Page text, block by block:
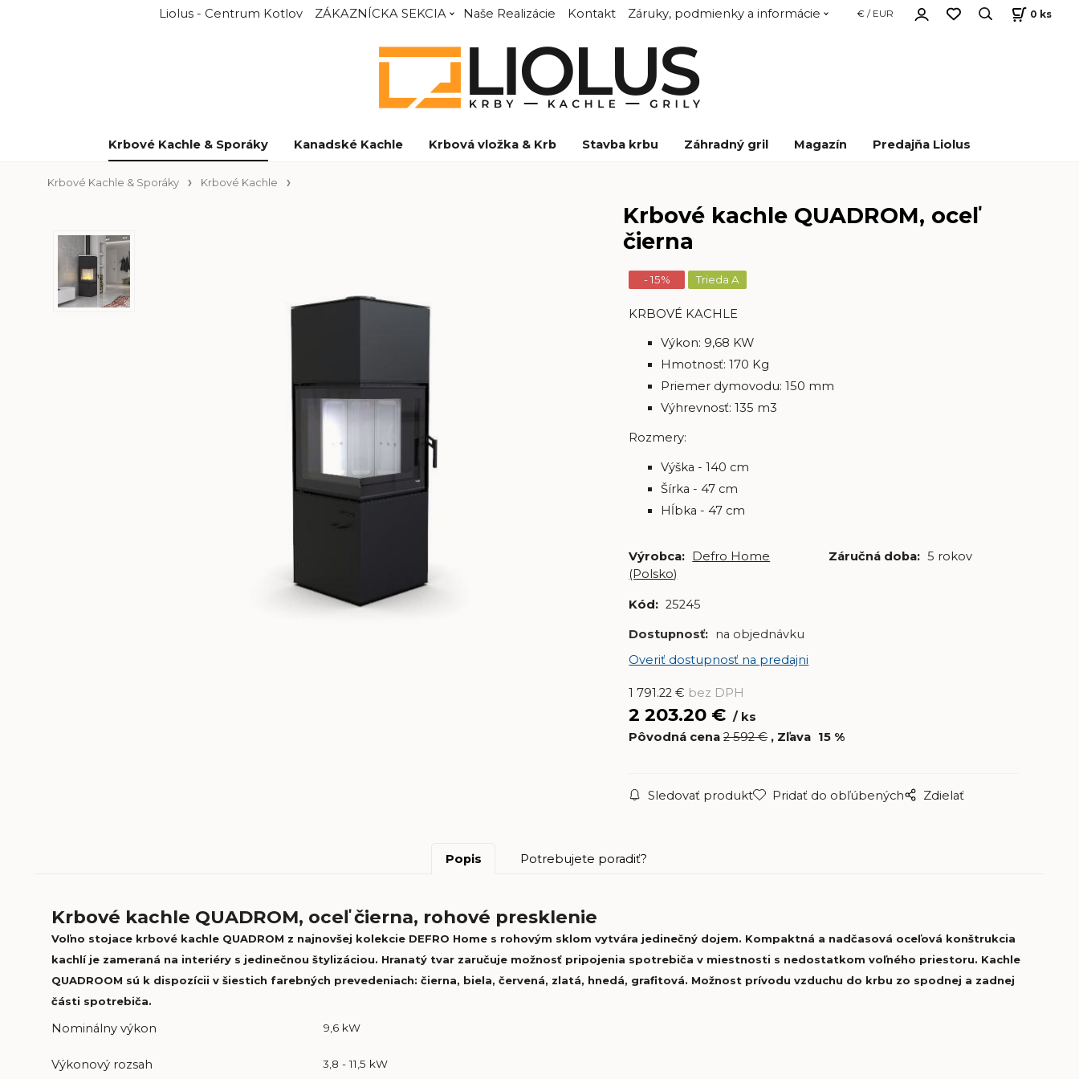
Liolus - Centrum Kotlov ZÁKAZNÍCKA SEKCIA Naše Realizácie Kontakt Záruky, podmienky a informácie € / EUR 0 ks
Krbové Kachle & Sporáky Kanadské Kachle Krbová vložka & Krb Stavba krbu Záhradný gril Magazín Predajňa Liolus
Krbové Kachle & Sporáky Krbové Kachle
Krbové kachle QUADROM, oceľ
čierna
- 15% Trieda A
KRBOVÉ KACHLE
Výkon: 9,68 KW
Hmotnosť: 170 Kg
Priemer dymovodu: 150 mm
Výhrevnosť: 135 m3
Rozmery:
Výška - 140 cm
Šírka - 47 cm
Hĺbka - 47 cm
Výrobca:
Defro Home
(Polsko)
Záručná doba: 5 rokov
Kód: 25245
Dostupnosť: na objednávku
Overiť dostupnosť na predajni
1 791.22 € bez DPH
2 203.20 €
ks
Pôvodná cena 2 592€ Zľava 15 %
Sledovať produkt Pridať do obľúbených Zdielať
Popis Potrebujete poradiť?
Krbové kachle QUADROM, oceľ čierna, rohové presklenie
Voľno stojace krbové kachle QUADROM z najnovšej kolekcie DEFRO Home s rohovým sklom vytvára jedinečný dojem. Kompaktná a nadčasová oceľová konštrukcia
kachlí je zameraná na interiéry s jedinečnou štylizáciou. Hranatý tvar zaručuje možnosť pripojenia spotrebiča v miestnosti s nedostatkom voľného priestoru. Kachle
QUADROOM sú k dispozícii v šiestich farebných prevedeniach: čierna, biela, červená, zlatá, hnedá, grafitová. Možnost prívodu vzduchu do krbu zo spodnej a zadnej
části spotrebiča.
Nominálny výkon 9,6 kW
Výkonový rozsah 3,8 - 11,5 kW